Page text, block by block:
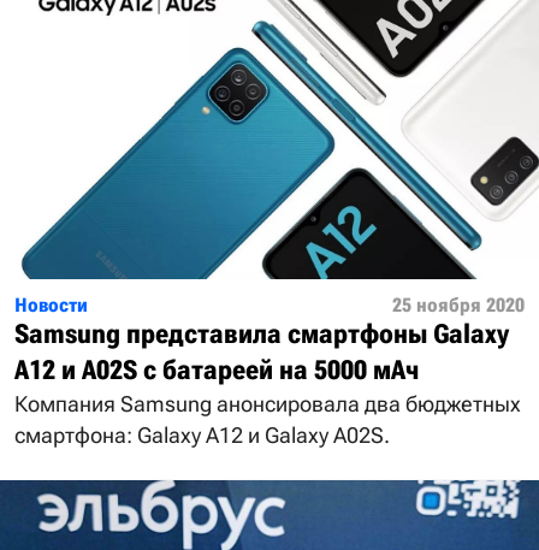
Новости 25 ноября 2020
Samsung представила смартфоны Galaxy
A12 и A02S с батареей на 5000 мАч
Компания Samsung анонсировала два бюджетных
смартфона: Galaxy A12 и Galaxy A02S.